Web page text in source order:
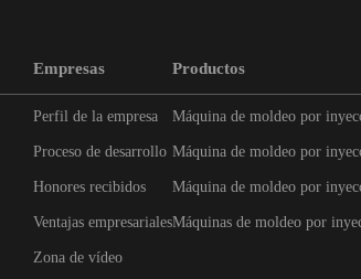
Empresas
Perfil de la empresa
Proceso de desarrollo
Honores recibidos
Ventajas empresariales
Zona de vídeo
Productos
Máquina de moldeo por
Máquina de moldeo por
Máquina de moldeo por
Máquinas de moldeo por